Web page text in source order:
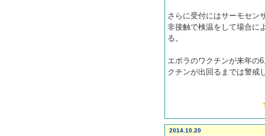
さらに受付にはサーモセン
非接触で検温をして場合に
る。
エボラのワクチンが来年の
クチンが出回るまでは警戒
2014.10.20